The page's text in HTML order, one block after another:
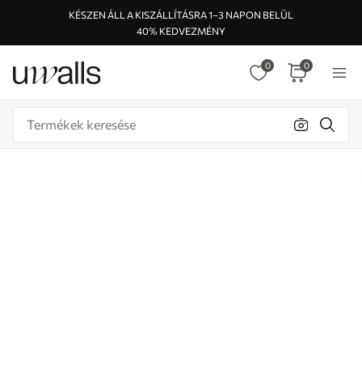
KÉSZEN ÁLL A KISZÁLLÍTÁSRA 1–3 NAPON BELÜL
40% KEDVEZMÉNY
0 0